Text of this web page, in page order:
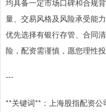
均具备一定市场口碑和合规
量、交易风格及风险承受能
优先选择有银行存管、合同
险，配资需谨慎，愿您理性投
---
**关键词**：上海股指配资